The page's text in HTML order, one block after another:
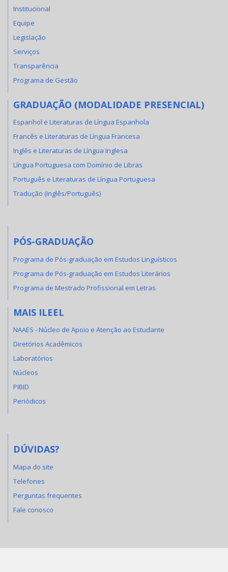
Institucional
Equipe
Legislação
Serviços
Transparência
Programa de Gestão
GRADUAÇÃO (MODALIDADE PRESENCIAL)
Espanhol e Literaturas de Língua Espanhola
Francês e Literaturas de Língua Francesa
Inglês e Literaturas de Língua Inglesa
Língua Portuguesa com Domínio de Libras
Português e Literaturas de Língua Portuguesa
Tradução (Inglês/Português)
PÓS-GRADUAÇÃO
Programa de Pós-graduação em Estudos Linguísticos
Programa de Pós-graduação em Estudos Literários
Programa de Mestrado Profissional em Letras
MAIS ILEEL
NAAES - Núcleo de Apoio e Atenção ao Estudante
Diretórios Acadêmicos
Laboratórios
Núcleos
PIBID
Periódicos
DÚVIDAS?
Mapa do site
Telefones
Perguntas frequentes
Fale conosco